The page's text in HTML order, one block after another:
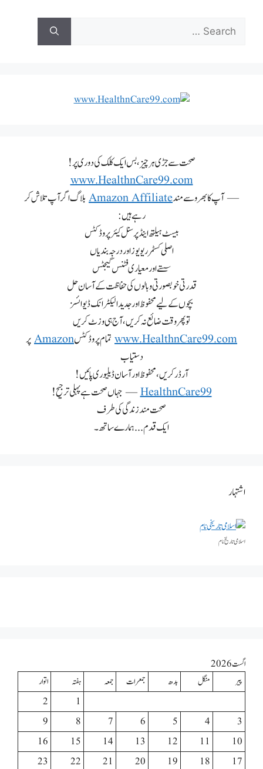
صحت سے جڑی ہر چیز، بس ایک کلک کی دوری پر!
www.HealthnCare99.com
— آپ کا بھروسے مندAmazon Affiliateبلاگ اگر آپ تلاش کر
رہے ہیں:
بیسٹ ہیلتھ اینڈ پرسنل کیئر پروڈکٹس
اصلی کسٹمر ریویوز اور درجہ بندیاں
سستے اور معیاری فٹنس گیجٹس
قدرتی خوبصورتی و بالوں کی حفاظت کے آسان حل
بچوں کے لیے محفوظ اور جدید الیکٹرانک ڈیوائسز
تو پھر وقت ضائع نہ کریں، آج ہی وزٹ کریں
www.HealthnCare99.com تمام پروڈکٹسAmazonپر
دستیاب
آرڈر کریں، محفوظ اور آسان ڈیلیوری پائیں!
HealthnCare99— جہاں صحت ہے پہلی ترجیح!
صحت مند زندگی کی طرف
ایک قدم... ہمارے ساتھ۔
اشتہار
اسلامی تاریخٰ نام
اگست 2026
پیر
منگل بدھ جمعرات جمعہ ہفتہ
اتوار
1
2
3
4
5
6
7
8
9
10
11
12
13
14
15
16
17
18
19
20
21
22
23